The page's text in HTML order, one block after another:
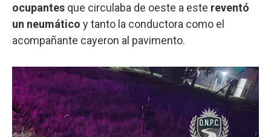
ocupantes que circulaba de oeste a este reventó
un neumático y tanto la conductora como el
acompañante cayeron al pavimento.